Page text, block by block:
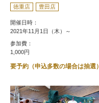
徳重店 豊田店
開催日時：
2021年11月1日（木）～
参加費：
1,000円
要予約（申込多数の場合は抽選）